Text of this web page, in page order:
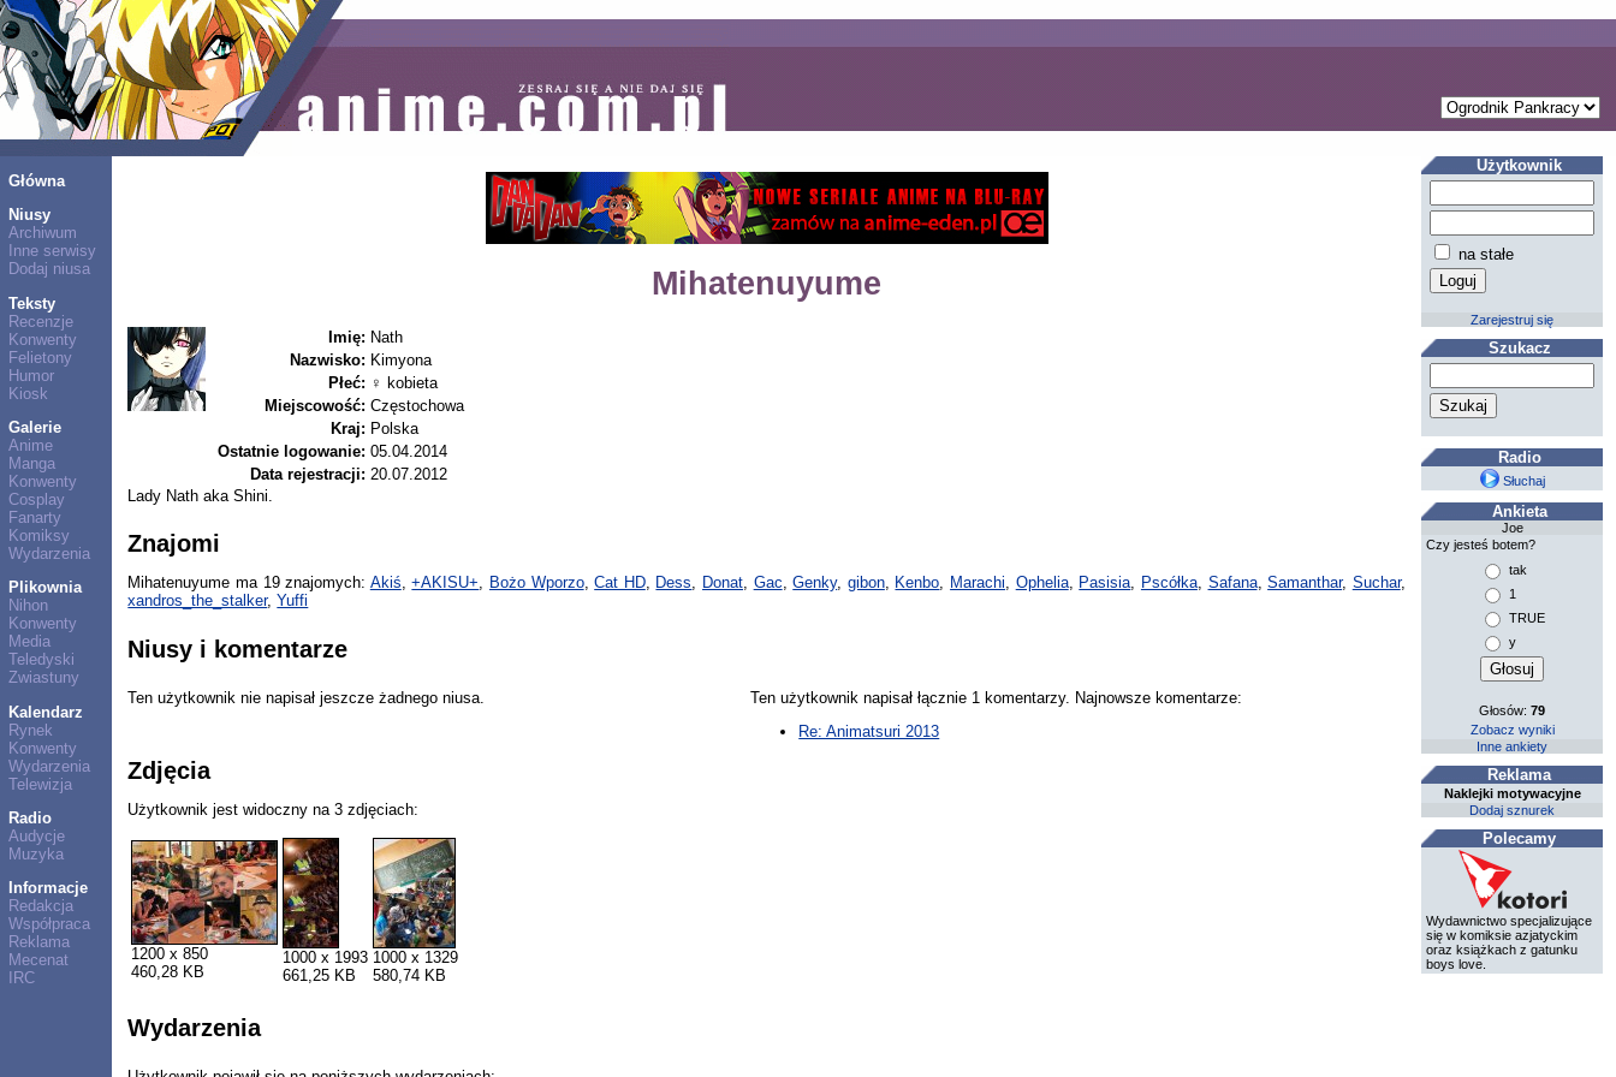
Główna
Niusy
Archiwum
Inne serwisy
Dodaj niusa
Teksty
Recenzje
Konwenty
Felietony
Humor
Kiosk
Galerie
Anime
Manga
Konwenty
Cosplay
Fanarty
Komiksy
Wydarzenia
Plikownia
Nihon
Konwenty
Media
Teledyski
Zwiastuny
Kalendarz
Rynek
Konwenty
Wydarzenia
Telewizja
Radio
Audycje
Muzyka
Informacje
Redakcja
Współpraca
Reklama
Mecenat
IRC
Mihatenuyume
Imię: Nath
Nazwisko: Kimyona
Płeć: ♀ kobieta
Miejscowość: Częstochowa
Kraj: Polska
Ostatnie logowanie: 05.04.2014
Data rejestracji: 20.07.2012
Lady Nath aka Shini.
Znajomi
Mihatenuyume ma 19 znajomych: Akiś,+AKISU+, Bożo Wporzo,Cat HD, Dess, Donat, Gac,Genky, gibon, Kenbo, Marachi, Ophelia, Pasisia, Pscółka, Safana,Samanthar, Suchar,
xandros_the_stalker,Yuffi
Niusy i komentarze
Ten użytkownik nie napisał jeszcze żadnego niusa.
Ten użytkownik napisał łącznie 1 komentarzy. Najnowsze komentarze:
Re: Animatsuri 2013
Zdjęcia
Użytkownik jest widoczny na 3 zdjęciach:
1200 x 850
460,28 KB
1000 x 1993
661,25 KB
1000 x 1329
580,74 KB
Wydarzenia
Użytkownik
na stałe
Zarejestruj się
Szukacz
Radio
Słuchaj
Ankieta
Joe
Czy jesteś botem?
tak
1
TRUE
y
Głosów:79
Zobacz wyniki
Inne ankiety
Reklama
Naklejki motywacyjne
Dodaj sznurek
Polecamy
Wydawnictwo specjalizujące
się w komiksie azjatyckim
oraz książkach z gatunku
boys love.